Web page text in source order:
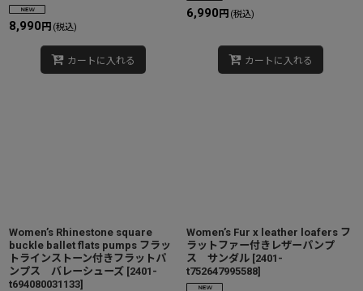
8,990 円 (税込)
カートに入れる
6,990 円 (税込)
カートに入れる
Women’s Rhinestone square
buckle ballet flats pumps フラッ
トラインストーン付きフラットパ
ンプス バレーシューズ [2401-
t694080031133]
Women’s Fur x leather loafers フ
ラットファー付きレザーパンプ
ス サンダル [2401-
t752647995588]